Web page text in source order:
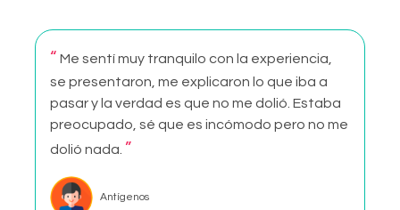
“ Me sentí muy tranquilo con la experiencia,
se presentaron, me explicaron lo que iba a
pasar y la verdad es que no me dolió. Estaba
preocupado, sé que es incómodo pero no me
dolió nada. ”
Antígenos